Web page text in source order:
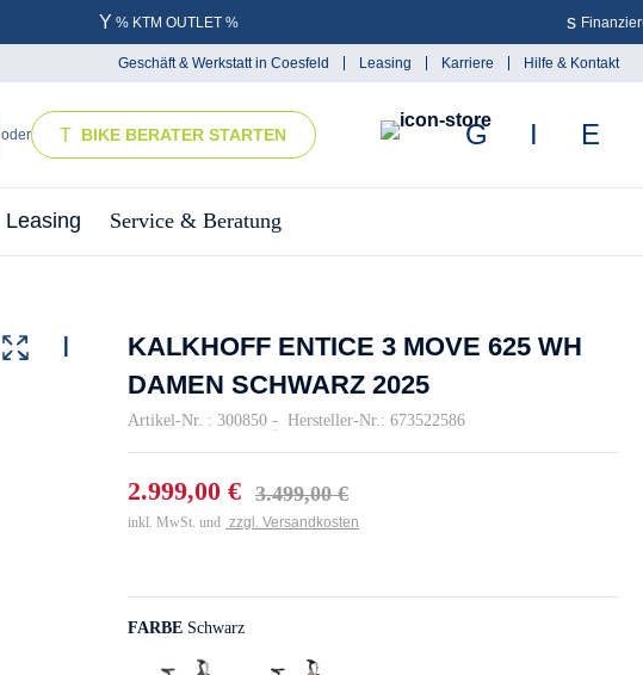
% KTM OUTLET %
Geschäft & Werkstatt in Coesfeld Leasing Karriere Hilfe & Kontakt
oder BIKE BERATER STARTEN
Leasing Service & Beratung
KALKHOFF ENTICE 3 MOVE 625 WH
DAMEN SCHWARZ 2025
Artikel-Nr. : 300850 - Hersteller-Nr.: 673522586
2.999,00 € 3.499,00 €
inkl. MwSt. und zzgl. Versandkosten
FARBE Schwarz